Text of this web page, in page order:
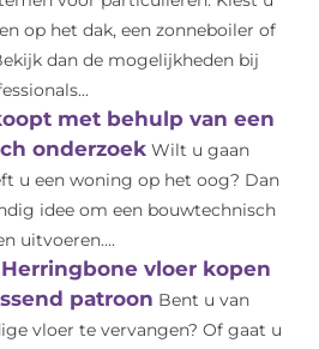
op het dak, een zonneboiler of
dan de mogelijkheden bij
met behulp van een
onderzoek Wilt u gaan
u een woning op het oog? Dan
idee om een bouwtechnisch
uitvoeren....
vloer kopen
patroon Bent u van
vloer te vervangen? Of gaat u